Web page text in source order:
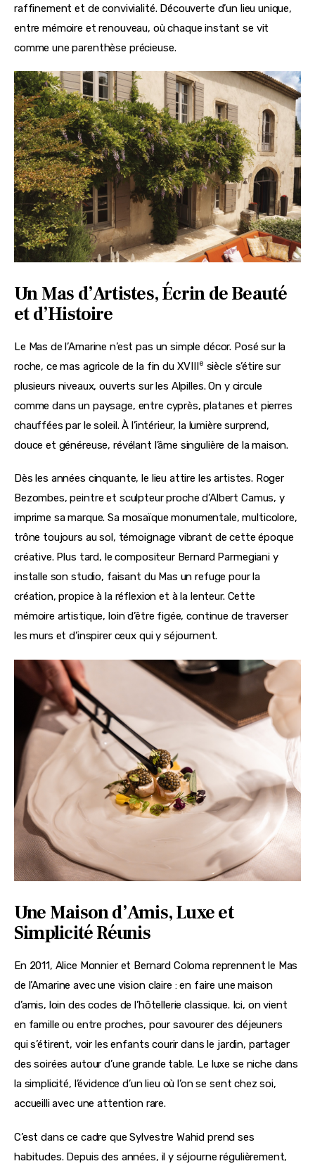
raffinement et de convivialité. Découverte d’un lieu unique,
entre mémoire et renouveau, où chaque instant se vit
comme une parenthèse précieuse.
Un Mas d’Artistes, Écrin de Beauté
et d’Histoire
Le Mas de l’Amarine n’est pas un simple décor. Posé sur la
roche, ce mas agricole de la fin du XVIIIe siècle s’étire sur
plusieurs niveaux, ouverts sur les Alpilles. On y circule
comme dans un paysage, entre cyprès, platanes et pierres
chauffées par le soleil. À l’intérieur, la lumière surprend,
douce et généreuse, révélant l’âme singulière de la maison.
Dès les années cinquante, le lieu attire les artistes. Roger
Bezombes, peintre et sculpteur proche d’Albert Camus, y
imprime sa marque. Sa mosaïque monumentale, multicolore,
trône toujours au sol, témoignage vibrant de cette époque
créative. Plus tard, le compositeur Bernard Parmegiani y
installe son studio, faisant du Mas un refuge pour la
création, propice à la réflexion et à la lenteur. Cette
mémoire artistique, loin d’être figée, continue de traverser
les murs et d’inspirer ceux qui y séjournent.
Une Maison d’Amis, Luxe et
Simplicité Réunis
En 2011, Alice Monnier et Bernard Coloma reprennent le Mas
de l’Amarine avec une vision claire : en faire une maison
d’amis, loin des codes de l’hôtellerie classique. Ici, on vient
en famille ou entre proches, pour savourer des déjeuners
qui s’étirent, voir les enfants courir dans le jardin, partager
des soirées autour d’une grande table. Le luxe se niche dans
la simplicité, l’évidence d’un lieu où l’on se sent chez soi,
accueilli avec une attention rare.
C’est dans ce cadre que Sylvestre Wahid prend ses
habitudes. Depuis des années, il y séjourne régulièrement,